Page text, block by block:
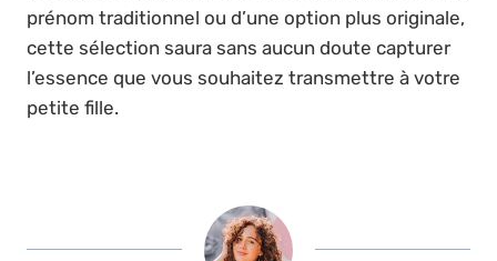
prénom traditionnel ou d’une option plus originale,
cette sélection saura sans aucun doute capturer
l’essence que vous souhaitez transmettre à votre
petite fille.